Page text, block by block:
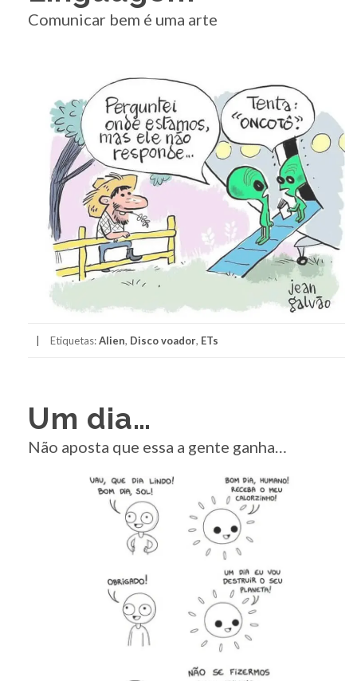
Comunicar bem é uma arte
Etiquetas:Alien, Disco voador, ETs
Um dia…
Não aposta que essa a gente ganha…